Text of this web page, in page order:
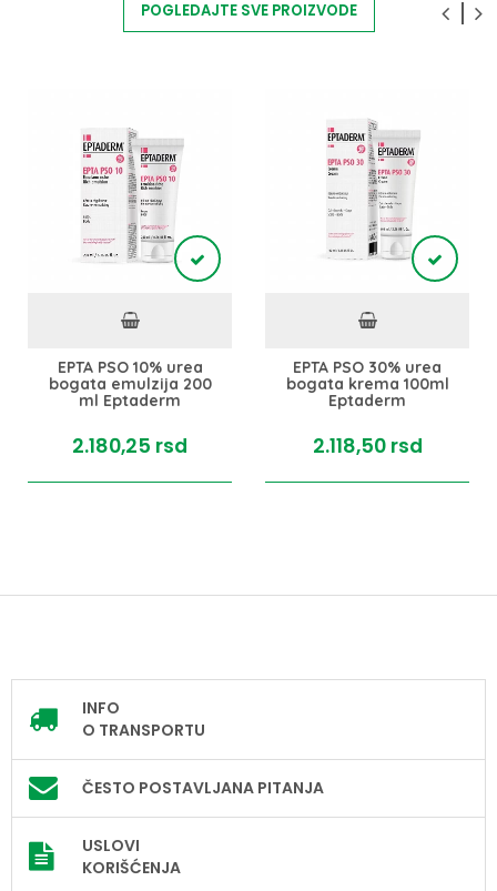
POGLEDAJTE SVE PROIZVODE
EPTA PSO 10% urea
bogata emulzija 200
ml Eptaderm
2.180,25 rsd
EPTA PSO 30% urea
bogata krema 100ml
Eptaderm
2.118,50 rsd
INFO
O TRANSPORTU
ČESTO POSTAVLJANA PITANJA
USLOVI
KORIŠĆENJA